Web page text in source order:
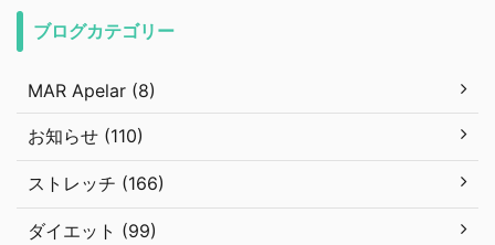
ブログカテゴリー
MAR Apelar (8)
お知らせ (110)
ストレッチ (166)
ダイエット (99)